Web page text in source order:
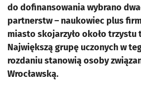
do dofinansowania wybrano
partnerstw – naukowiec plus
miasto skojarzyło około trzystu
Największą grupę uczonych w
rozdaniu stanowią osoby
Wrocławską.